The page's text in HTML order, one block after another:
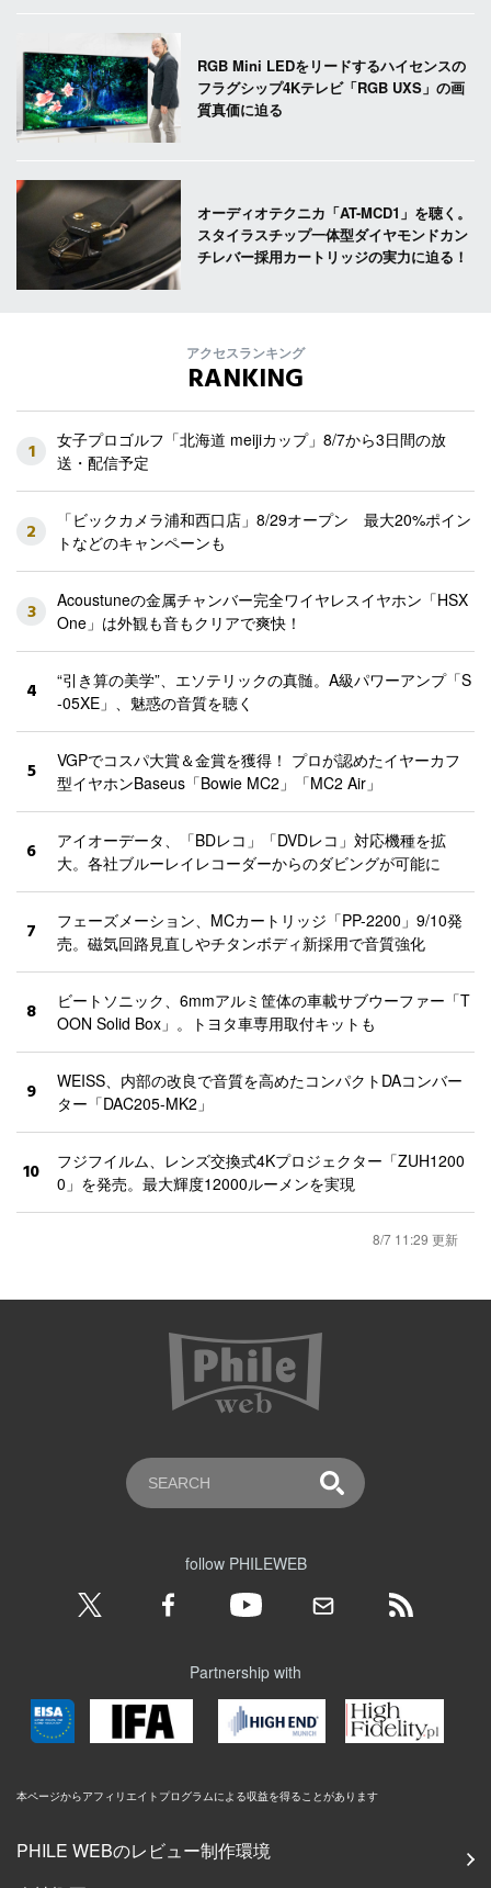
RGB Mini LEDをリードするハイセンスの
フラグシップ4Kテレビ「RGB UXS」の画
質真価に迫る
オーディオテクニカ「AT-MCD1」を聴く。
スタイラスチップ一体型ダイヤモンドカン
チレバー採用カートリッジの実力に迫る！
アクセスランキング
RANKING
1
女子プロゴルフ「北海道 meijiカップ」8/7から3日間の放
送・配信予定
2
「ビックカメラ浦和西口店」8/29オープン 最大20%ポイン
トなどのキャンペーンも
3
Acoustuneの金属チャンバー完全ワイヤレスイヤホン「HSX
One」は外観も音もクリアで爽快！
4
“引き算の美学”、エソテリックの真髄。A級パワーアンプ「S
-05XE」、魅惑の音質を聴く
5
VGPでコスパ大賞＆金賞を獲得！ プロが認めたイヤーカフ
型イヤホンBaseus「Bowie MC2」「MC2 Air」
6
アイオーデータ、「BDレコ」「DVDレコ」対応機種を拡
大。各社ブルーレイレコーダーからのダビングが可能に
7
フェーズメーション、MCカートリッジ「PP-2200」9/10発
売。磁気回路見直しやチタンボディ新採用で音質強化
8
ビートソニック、6mmアルミ筐体の車載サブウーファー「T
OON Solid Box」。トヨタ車専用取付キットも
9
WEISS、内部の改良で音質を高めたコンパクトDAコンバー
ター「DAC205-MK2」
10
フジフイルム、レンズ交換式4Kプロジェクター「ZUH1200
0」を発売。最大輝度12000ルーメンを実現
8/7 11:29 更新
follow PHILEWEB
Partnership with
本ページからアフィリエイトプログラムによる収益を得ることがあります
PHILE WEBのレビュー制作環境